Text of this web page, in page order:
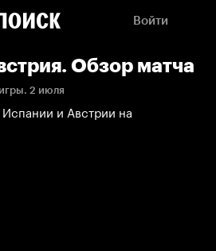
Войти
Обзор матча
2 июля
и Австрии на